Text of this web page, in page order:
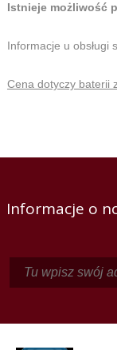
Istnieje możliwość
Informacje u obsługi
Cena dotyczy baterii
Informacje o